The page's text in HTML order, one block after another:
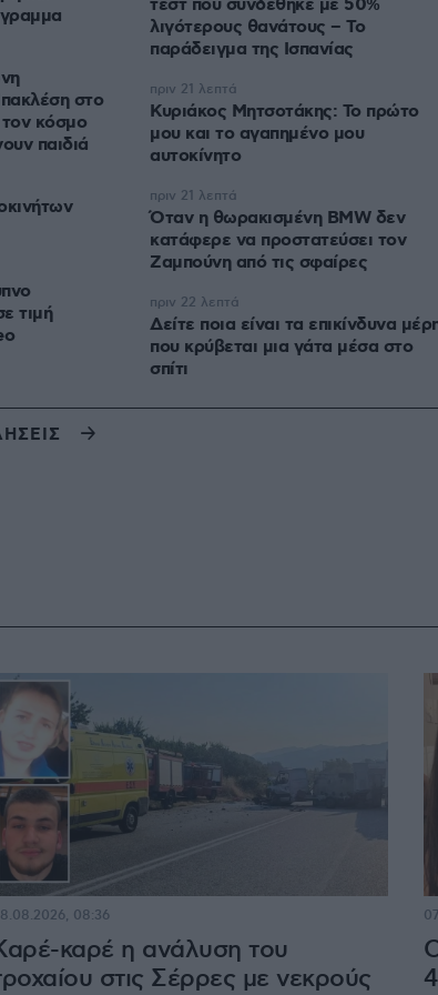
στο
τον κόσμο
παιδιά
τιμή
τεστ που συνδέθηκε με 50%
λιγότερους θανάτους – Το
παράδειγμα της Ισπανίας
Κυριάκος Μητσοτάκης: Το πρώτο
μου και το αγαπημένο μου
αυτοκίνητο
πριν 21 λεπτά
Όταν η θωρακισμένη BMW δεν
κατάφερε να προστατεύσει τον
Ζαμπούνη από τις σφαίρες
πριν 21 λεπτά
Δείτε ποια είναι τα επικίνδυνα
που κρύβεται μια γάτα μέσα στο
σπίτι
πριν 22 λεπτά
καρέ η ανάλυση του
στις Σέρρες με νεκρούς
08:36